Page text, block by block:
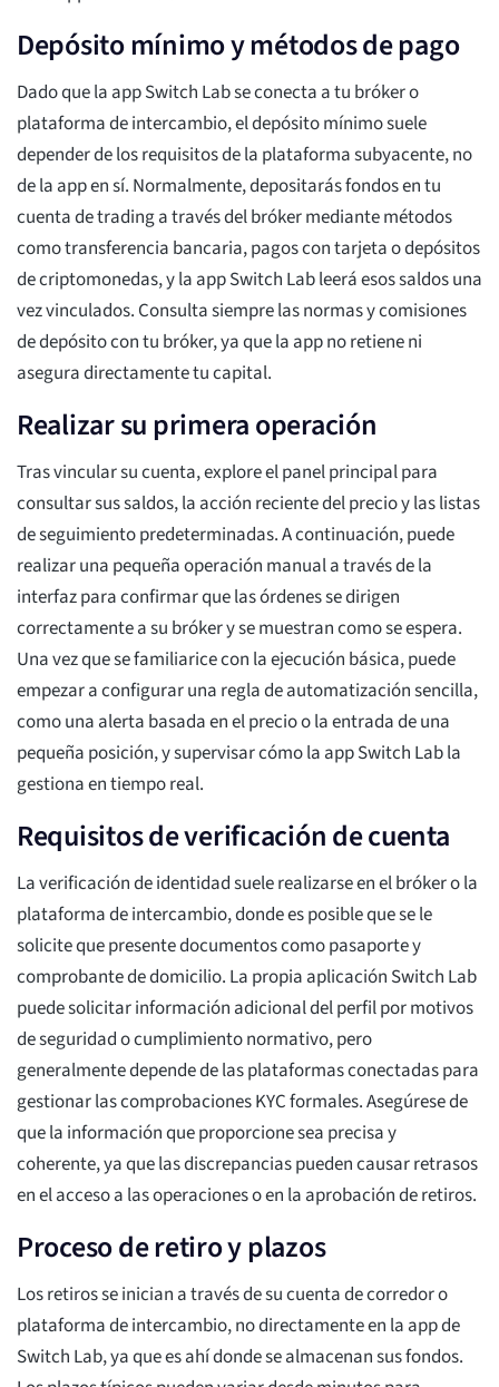
Depósito mínimo y métodos de pago
Dado que la app Switch Lab se conecta a tu bróker o
plataforma de intercambio, el depósito mínimo suele
depender de los requisitos de la plataforma subyacente, no
de la app en sí. Normalmente, depositarás fondos en tu
cuenta de trading a través del bróker mediante métodos
como transferencia bancaria, pagos con tarjeta o depósitos
de criptomonedas, y la app Switch Lab leerá esos saldos una
vez vinculados. Consulta siempre las normas y comisiones
de depósito con tu bróker, ya que la app no retiene ni
asegura directamente tu capital.
Realizar su primera operación
Tras vincular su cuenta, explore el panel principal para
consultar sus saldos, la acción reciente del precio y las listas
de seguimiento predeterminadas. A continuación, puede
realizar una pequeña operación manual a través de la
interfaz para confirmar que las órdenes se dirigen
correctamente a su bróker y se muestran como se espera.
Una vez que se familiarice con la ejecución básica, puede
empezar a configurar una regla de automatización sencilla,
como una alerta basada en el precio o la entrada de una
pequeña posición, y supervisar cómo la app Switch Lab la
gestiona en tiempo real.
Requisitos de verificación de cuenta
La verificación de identidad suele realizarse en el bróker o la
plataforma de intercambio, donde es posible que se le
solicite que presente documentos como pasaporte y
comprobante de domicilio. La propia aplicación Switch Lab
puede solicitar información adicional del perfil por motivos
de seguridad o cumplimiento normativo, pero
generalmente depende de las plataformas conectadas para
gestionar las comprobaciones KYC formales. Asegúrese de
que la información que proporcione sea precisa y
coherente, ya que las discrepancias pueden causar retrasos
en el acceso a las operaciones o en la aprobación de retiros.
Proceso de retiro y plazos
Los retiros se inician a través de su cuenta de corredor o
plataforma de intercambio, no directamente en la app de
Switch Lab, ya que es ahí donde se almacenan sus fondos.